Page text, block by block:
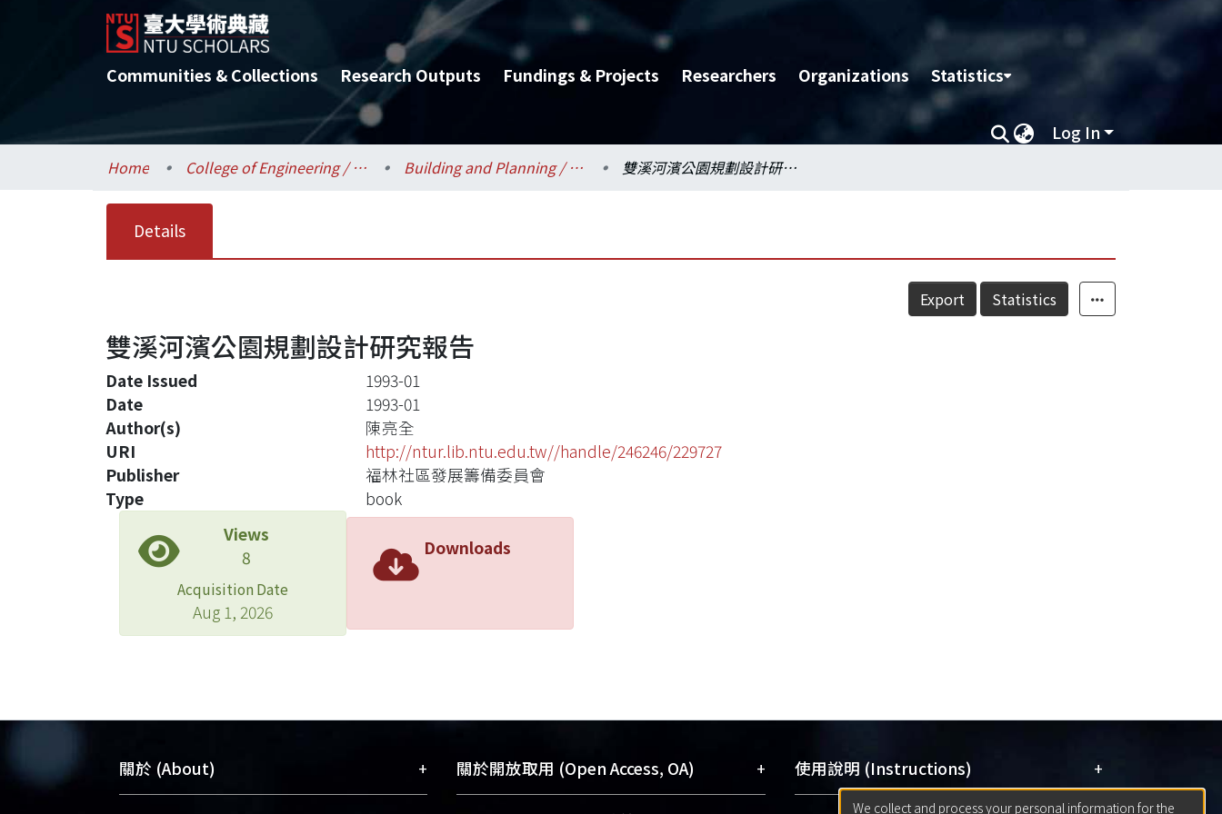
Communities & Collections Research Outputs Fundings & Projects Researchers Organizations Statistics
Log In
Home College of Engineering / 工學院 Building and Planning / 建築與城鄉研究所 雙溪河濱公園規劃設計研究報告
Details
Export Statistics
雙溪河濱公園規劃設計研究報告
Date Issued
1993-01
Date
1993-01
Author(s)
陳亮全
URI
http://ntur.lib.ntu.edu.tw//handle/246246/229727
Publisher
福林社區發展籌備委員會
Type
book
Views
8
Acquisition Date
Aug 1, 2026
Downloads
關於 (About) + 關於開放取用 (Open Access, OA) + 使用說明 (Instructions) +
We collect and process your personal information for the